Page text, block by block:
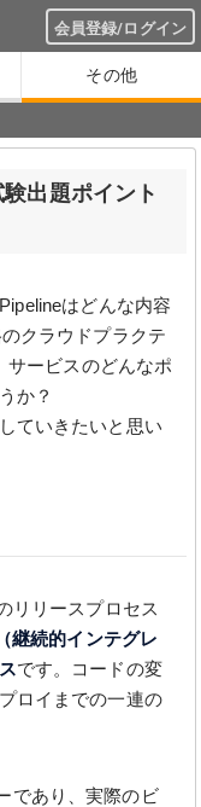
会員登録/ログイン
その他
出題ポイント
はどんな内容
クラウドプラクテ
サービスのどんなポ
か？
ていきたいと思い
リリースプロセス
継続的インテグレ
です。コードの変
ロイまでの一連の
であり、実際のビ